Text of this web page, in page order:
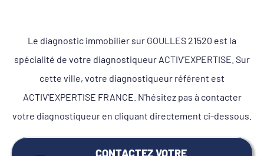
Le diagnostic immobilier sur GOULLES 21520 est la
spécialité de votre diagnostiqueur ACTIV'EXPERTISE. Sur
cette ville, votre diagnostiqueur référent est
ACTIV'EXPERTISE FRANCE. N'hésitez pas à contacter
votre diagnostiqueur en cliquant directement ci-dessous.
CONTACTEZ VOTRE